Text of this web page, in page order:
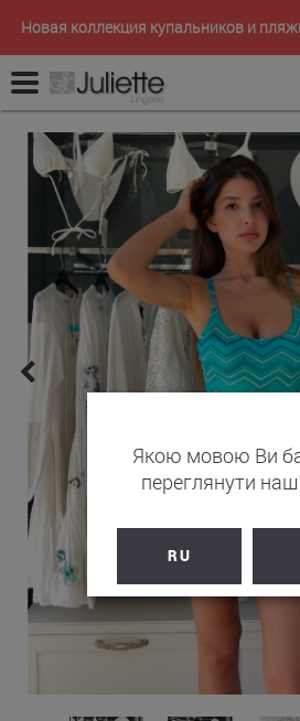
Новая коллекция купальников и
Якою мовою Ви
переглянути
RU